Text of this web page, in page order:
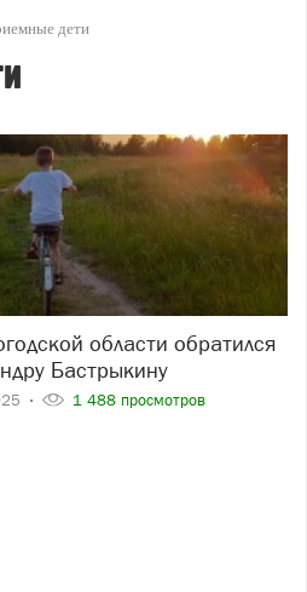
дети
Бастрыкину
1 488 просмотров